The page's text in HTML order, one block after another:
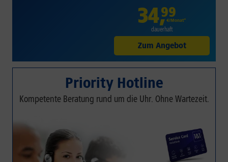
34,99
€/Monat*
dauerhaft
Zum Angebot
Priority Hotline
Kompetente Beratung rund um die Uhr. Ohne Wartezeit.